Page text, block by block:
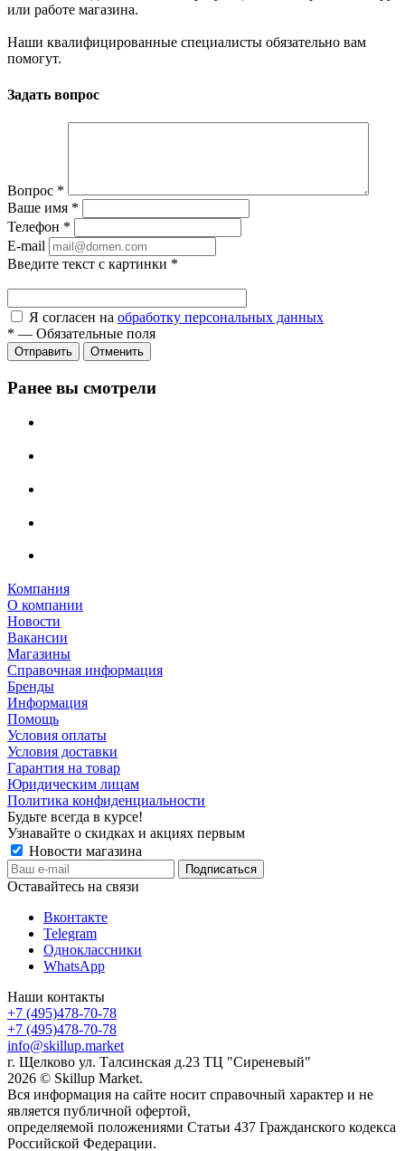
или работе магазина.
Наши квалифицированные специалисты обязательно вам
помогут.
Задать вопрос
Вопрос *
Ваше имя *
Телефон *
E-mail
Введите текст с картинки *
Я согласен на обработку персональных данных
* — Обязательные поля
Отправить Отменить
Ранее вы смотрели
Компания
О компании
Новости
Вакансии
Магазины
Справочная информация
Бренды
Информация
Помощь
Условия оплаты
Условия доставки
Гарантия на товар
Юридическим лицам
Политика конфиденциальности
Будьте всегда в курсе!
Узнавайте о скидках и акциях первым
Новости магазина
Оставайтесь на связи
Вконтакте
Telegram
Одноклассники
WhatsApp
Наши контакты
+7 (495)478-70-78
+7 (495)478-70-78
info@skillup.market
г. Щелково ул. Талсинская д.23 ТЦ "Сиреневый"
2026 © Skillup Market.
Вся информация на сайте носит справочный характер и не
является публичной офертой,
определяемой положениями Статьи 437 Гражданского кодекса
Российской Федерации.